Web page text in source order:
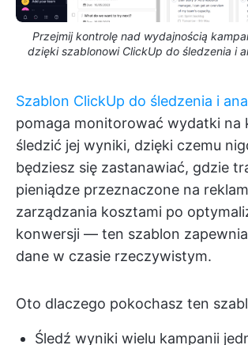
Przejmij kontrolę nad wydajnością
dzięki szablonowi ClickUp do śledzenia i
Szablon ClickUp do śledzenia i
pomaga monitorować wydatki na
śledzić jej wyniki, dzięki czemu
będziesz się zastanawiać, gdzie
pieniądze przeznaczone na
zarządzania kosztami po
konwersji — ten szablon
dane w czasie rzeczywistym.
Oto dlaczego pokochasz ten
Śledź wyniki wielu kampanii